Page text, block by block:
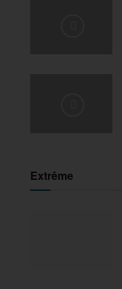
Extrême